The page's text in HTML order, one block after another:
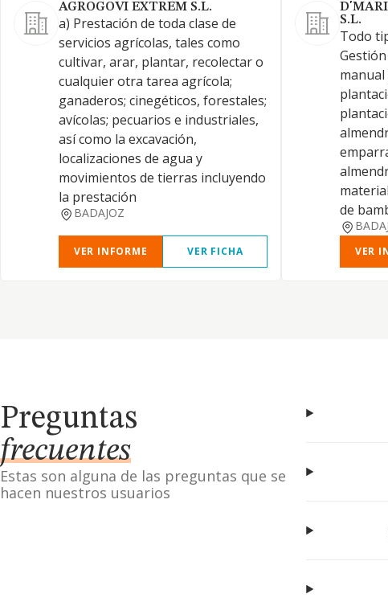
AGROGOVI EXTREM S.L.
a) Prestación de toda clase de
servicios agrícolas, tales como
cultivar, arar, plantar, recolectar o
cualquier otra tarea agrícola;
ganaderos; cinegéticos, forestales;
avícolas; pecuarios e industriales,
así como la excavación,
localizaciones de agua y
movimientos de tierras incluyendo
la prestación
BADAJOZ
VER INFORME VER FICHA
S.L.
Todo
manual
de
VER
Preguntas
frecuentes
Estas son alguna de las preguntas que se
hacen nuestros usuarios